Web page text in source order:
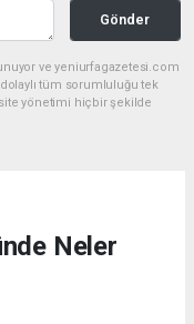
Gönder
ve yeniurfagazetesi.com
tüm sorumluluğu tek
site yönetimi hiçbir şekilde
Neler